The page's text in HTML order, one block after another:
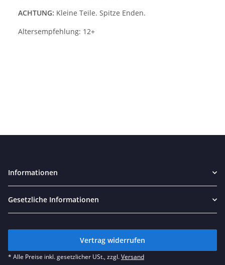
ACHTUNG: Kleine Teile. Spitze Enden.
Altersempfehlung: 12+
Informationen
Gesetzliche Informationen
Vertrag widerrufen
* Alle Preise inkl. gesetzlicher USt., zzgl.Versand